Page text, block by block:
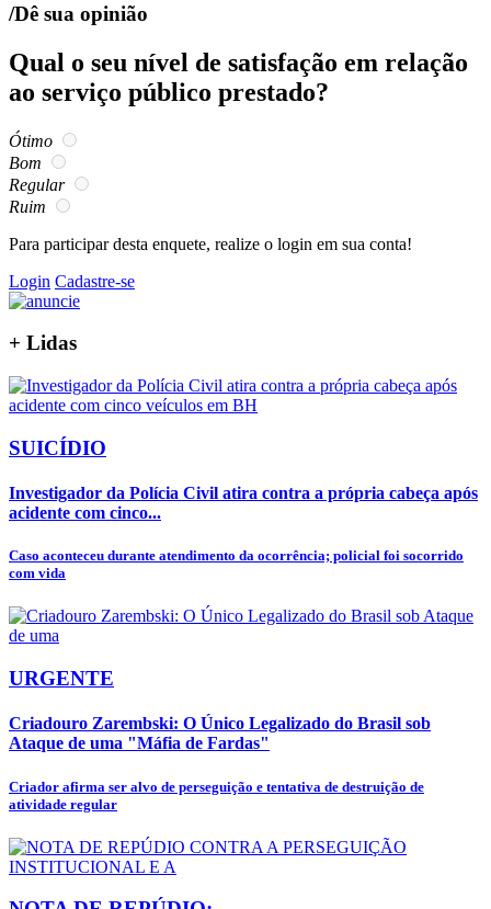
/Dê sua opinião
Qual o seu nível de satisfação em relação
ao serviço público prestado?
Ótimo
Bom
Regular
Ruim
Para participar desta enquete, realize o login em sua conta!
Login Cadastre-se
+ Lidas
SUICÍDIO
Investigador da Polícia Civil atira contra a própria cabeça após
acidente com cinco...
Caso aconteceu durante atendimento da ocorrência; policial foi socorrido
com vida
URGENTE
Criadouro Zarembski: O Único Legalizado do Brasil sob
Ataque de uma "Máfia de Fardas"
Criador afirma ser alvo de perseguição e tentativa de destruição de
atividade regular